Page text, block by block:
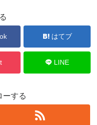
はてブ
LINE
ーする